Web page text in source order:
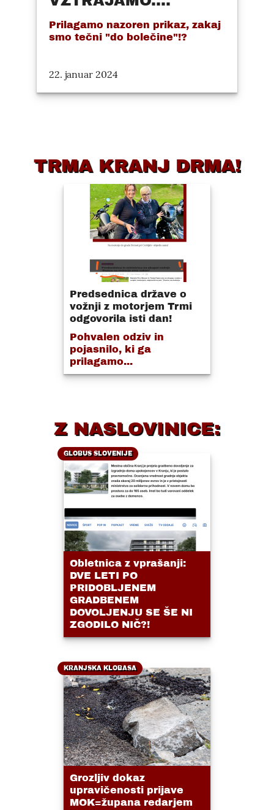
Prilagamo nazoren prikaz, zakaj
smo tečni "do bolečine"!?
22. januar 2024
TRMA KRANJ DRMA!
Predsednica države o
vožnji z motorjem Trmi
odgovorila isti dan!
Pohvalen odziv in
pojasnilo, ki ga
prilagamo...
Z NASLOVINICE:
GLOBUS SLOVENIJE
Obletnica z vprašanji:
DVE LETI PO
PRIDOBLJENEM
GRADBENEM
DOVOLJENJU SE ŠE NI
ZGODILO NIČ?!
KRANJSKA KLOBASA
Grozljiv dokaz
upravičenosti prijave
MOK=župana redarjem